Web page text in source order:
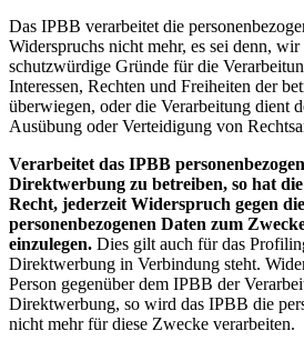
Das IPBB verarbeitet die
Widerspruchs nicht mehr, es sei denn,
schutzwürdige Gründe für die
Interessen, Rechten und Freiheiten der
überwiegen, oder die Verarbeitung dient
Ausübung oder Verteidigung von
Verarbeitet das IPBB
Direktwerbung zu betreiben, so hat
Recht, jederzeit Widerspruch gegen
personenbezogenen Daten zum
einzulegen. Dies gilt auch für das
Direktwerbung in Verbindung steht.
Person gegenüber dem IPBB der
Direktwerbung, so wird das IPBB die
nicht mehr für diese Zwecke verarbeiten.